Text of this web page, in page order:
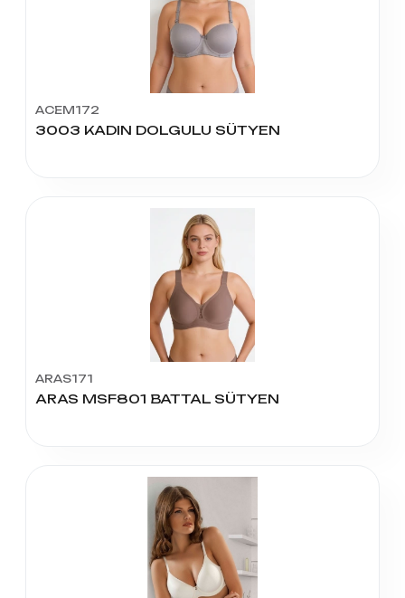
ACEM172
3003 KADIN DOLGULU SÜTYEN
ARAS171
ARAS MSF801 BATTAL SÜTYEN